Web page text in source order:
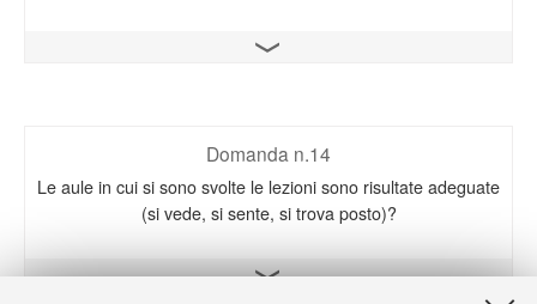
Apri il grafico
Domanda n.14
Le aule in cui si sono svolte le lezioni sono risultate adeguate
(si vede, si sente, si trova posto)?
Apri il grafico